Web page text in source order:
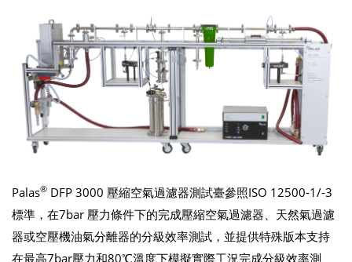
Palas® DFP 3000 壓縮空氣過濾器測試臺參照ISO 12500-1/-3
標準，在7bar 壓力條件下的完成壓縮空氣過濾器、天然氣過濾
器或空壓機油氣分離器的分級效率測試，並提供特殊版本支持
在最高7bar壓力和80℃溫度下模擬實際工況完成分級效率測